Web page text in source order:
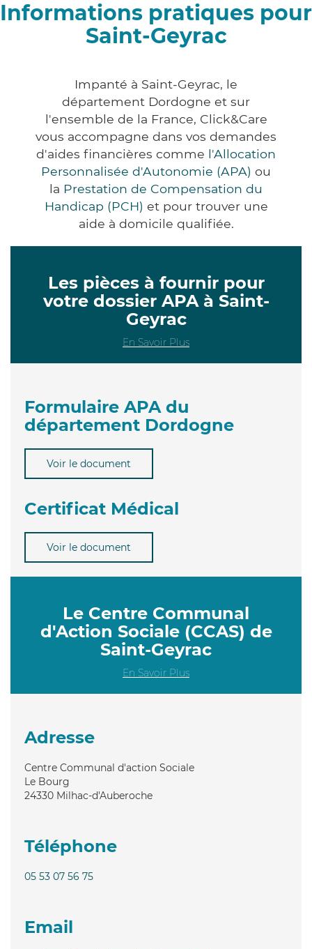
Informations pratiques pour
Saint-Geyrac
Impanté à Saint-Geyrac, le
département Dordogne et sur
l'ensemble de la France, Click&Care
vous accompagne dans vos demandes
d'aides financières comme l'Allocation
Personnalisée d'Autonomie (APA) ou
la Prestation de Compensation du
Handicap (PCH) et pour trouver une
aide à domicile qualifiée.
Les pièces à fournir pour
votre dossier APA à Saint-
Geyrac
En Savoir Plus
Formulaire APA du
département Dordogne
Voir le document
Certificat Médical
Voir le document
Le Centre Communal
d'Action Sociale (CCAS) de
Saint-Geyrac
En Savoir Plus
Adresse
Centre Communal d'action Sociale
Le Bourg
24330 Milhac-d'Auberoche
Téléphone
05 53 07 56 75
Email